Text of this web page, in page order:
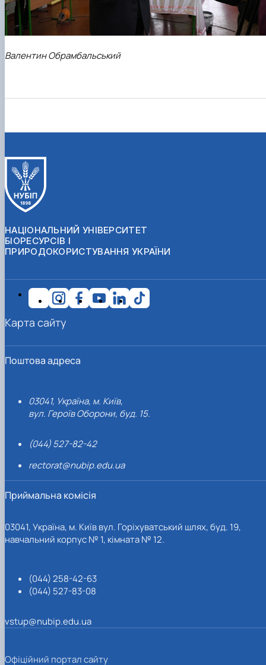
Валентин Обрамбальський
НАЦІОНАЛЬНИЙ УНІВЕРСИТЕТ
БІОРЕСУРСІВ І
ПРИРОДОКОРИСТУВАННЯ УКРАЇНИ
Поштова адреса
03041, Україна, м. Київ,
вул. Героїв Оборони, буд. 15.
(044) 527-82-42
rectorat@nubip.edu.ua
Приймальна комісія
03041, Україна, м. Київ вул. Горіхуватський шлях, буд. 19,
навчальний корпус № 1, кімната № 12.
(044) 258-42-63
(044) 527-83-08
vstup@nubip.edu.ua
Карта сайту
Офіційний портал сайту